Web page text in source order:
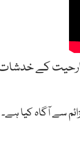
کے
سے آگاہ کیا ہے۔